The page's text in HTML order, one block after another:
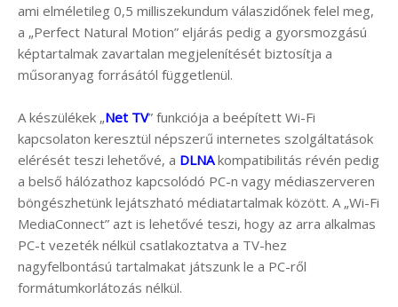
ami elméletileg 0,5 milliszekundum válaszidőnek felel meg,
a „Perfect Natural Motion” eljárás pedig a gyorsmozgású
képtartalmak zavartalan megjelenítését biztosítja a
műsoranyag forrásától függetlenül.
A készülékek „Net TV” funkciója a beépített Wi-Fi
kapcsolaton keresztül népszerű internetes szolgáltatások
elérését teszi lehetővé, a DLNAkompatibilitás révén pedig
a belső hálózathoz kapcsolódó PC-n vagy médiaszerveren
böngészhetünk lejátszható médiatartalmak között. A „Wi-Fi
MediaConnect” azt is lehetővé teszi, hogy az arra alkalmas
PC-t vezeték nélkül csatlakoztatva a TV-hez
nagyfelbontású tartalmakat játszunk le a PC-ről
formátumkorlátozás nélkül.